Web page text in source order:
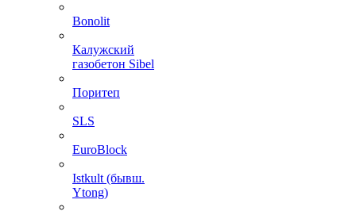
Bonolit
Калужский
газобетон Sibel
Поритеп
SLS
EuroBlock
Istkult (бывш.
Ytong)